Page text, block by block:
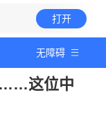
打开
无障碍
……这位中